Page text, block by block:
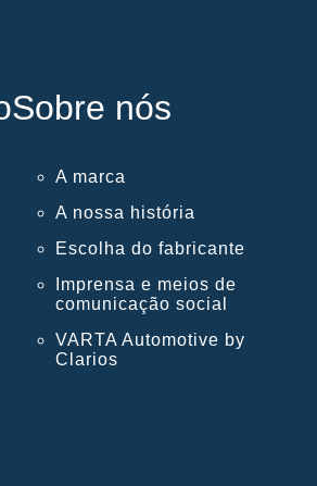
Sobre nós
A marca
A nossa história
Escolha do fabricante
Imprensa e meios de
comunicação social
VARTA Automotive by
Clarios